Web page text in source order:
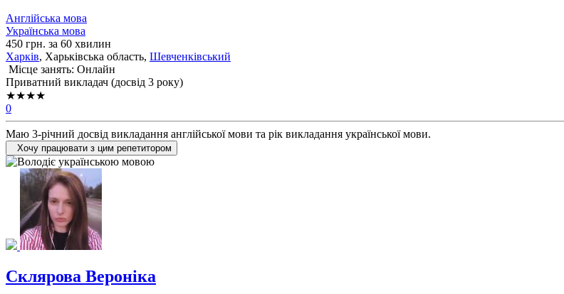
Англійська мова
Українська мова
450 грн. за 60 хвилин
Харків, Харьківська область, Шевченківський
Місце занять: Онлайн
Приватний викладач (досвід 3 року)
★★★★
0
Маю 3-річний досвід викладання англійської мови та рік викладання української мови.
Хочу працювати з цим репетитором
Склярова Вероніка